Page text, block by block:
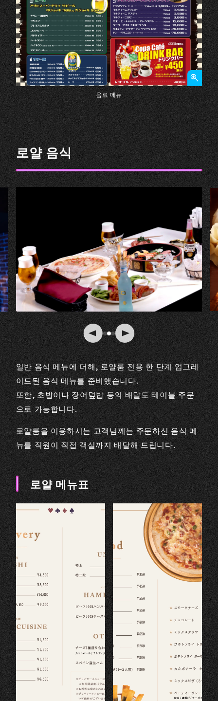
음료 메뉴
로얄 음식
일반 음식 메뉴에 더해, 로얄룸 전용 한 단계 업그레
이드된 음식 메뉴를 준비했습니다.
또한, 초밥이나 장어덮밥 등의 배달도 테이블 주문
으로 가능합니다.
로얄룸을 이용하시는 고객님께는 주문하신 음식 메
뉴를 직원이 직접 객실까지 배달해 드립니다.
로얄 메뉴표